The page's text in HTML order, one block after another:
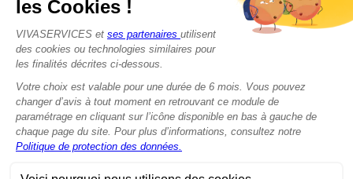
Bricolage
Nounou
Seniors
Handicaps
© 2015 - 2026VIVASERVICES
Modifier vos préférences en matière de cookies